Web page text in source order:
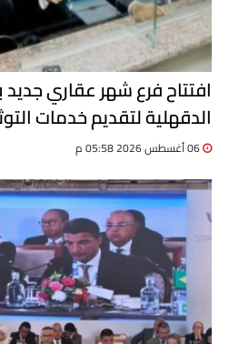
افتتاح فرع شهر عقاري جديد
الدقهلية لتقديم خدمات